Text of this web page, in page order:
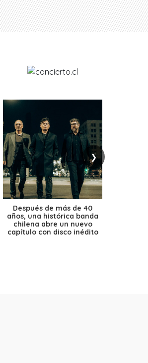
❯
Después de más de 40
años, una histórica banda
chilena abre un nuevo
capítulo con disco inédito